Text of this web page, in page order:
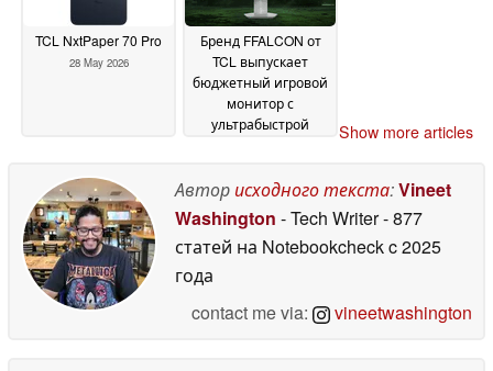
TCL NxtPaper 70 Pro
28 May 2026
Бренд FFALCON от
TCL выпускает
бюджетный игровой
монитор с
ультрабыстрой
Show more articles
Авторисходного текста:Vineet
Washington - Tech Writer- 877
статей на Notebookcheckc 2025
года
contact me via:
vineetwashington